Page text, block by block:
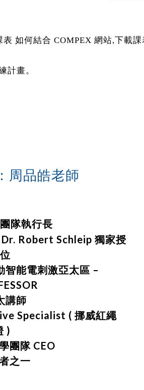
表 如何結合 COMPEX 網站,下載
計畫。
周品皓老師
隊執行長
Robert Schleip 獨家授
能電刺激亞太區 –
講師
Specialist ( 挪威紅繩
)
團隊 CEO
之一